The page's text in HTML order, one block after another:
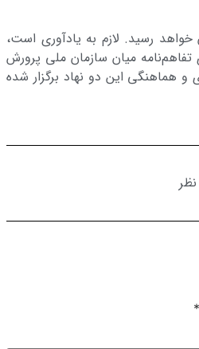
رسید. لازم به یادآوری است،
تفاهم‌‏نامه میان سازمان ملی پرورش
و هماهنگی این دو نهاد برگزار شده
*